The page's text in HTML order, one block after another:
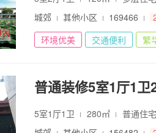
城郊
其他小区 169466
环境优美
交通便利 繁
普通装修5室1厅1卫
5室1厅1卫 280㎡
普通住